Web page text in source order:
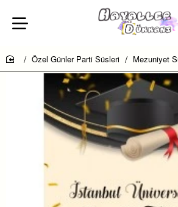
home
Özel Günler Parti Süsleri Mezuniyet